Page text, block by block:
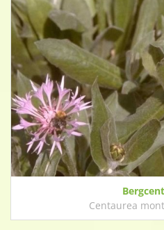
Centaurea